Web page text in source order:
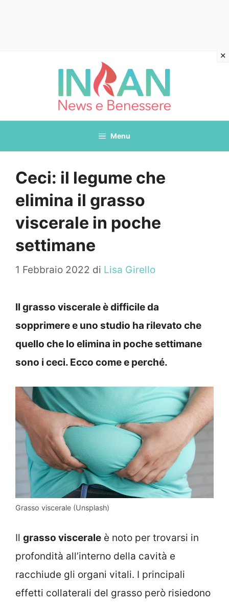
Menu
Ceci: il legume che
elimina il grasso
viscerale in poche
settimane
1 Febbraio 2022 di Lisa Girello
Il grasso viscerale è difficile da
sopprimere e uno studio ha rilevato che
quello che lo elimina in poche settimane
sono i ceci. Ecco come e perché.
Grasso viscerale (Unsplash)
Il grasso viscerale è noto per trovarsi in
profondità all’interno della cavità e
racchiude gli organi vitali. I principali
effetti collaterali del grasso però risiedono